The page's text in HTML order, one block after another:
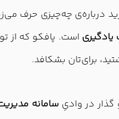
درباره‌ی چه‌چیزی حرف
است. پافکو که از
برای‌تان بشکافد.
در وادیِسامانه‌